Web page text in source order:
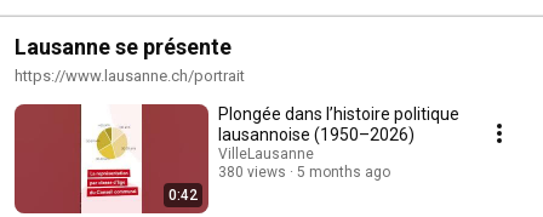
Lausanne se présente
https://www.lausanne.ch/portrait
0:42
Plongée dans l’histoire politique
lausannoise (1950–2026)
VilleLausanne
380 views
5 months ago